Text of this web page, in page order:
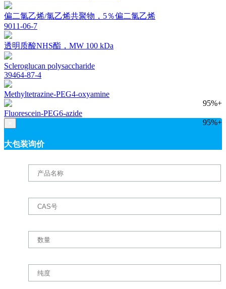
偏二氯乙烯/氯乙烯共聚物，5％偏二氯乙烯
9011-06-7
透明质酸NHS酯，MW 100 kDa
Scleroglucan polysaccharide
39464-87-4
Methyltetrazine-PEG4-oxyamine
95%+
Fluorescein-PEG6-azide
95%+
大包装询价